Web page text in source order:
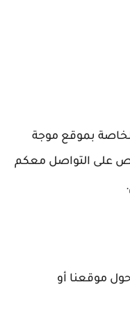
بموقع موجة
على التواصل معكم
موقعنا أو